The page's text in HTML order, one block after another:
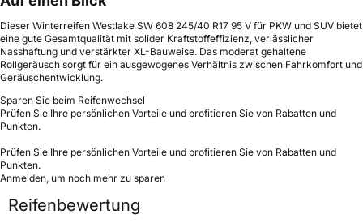
Dieser Winterreifen Westlake SW 608 245/40 R17 95 V für PKW und SUV bietet
eine gute Gesamtqualität mit solider Kraftstoffeffizienz, verlässlicher
Nasshaftung und verstärkter XL-Bauweise. Das moderat gehaltene
Rollgeräusch sorgt für ein ausgewogenes Verhältnis zwischen Fahrkomfort und
Geräuschentwicklung.
Sparen Sie beim Reifenwechsel
Prüfen Sie Ihre persönlichen Vorteile und profitieren Sie von Rabatten und
Punkten.
Prüfen Sie Ihre persönlichen Vorteile und profitieren Sie von Rabatten und
Punkten.
Anmelden, um noch mehr zu sparen
Reifenbewertung